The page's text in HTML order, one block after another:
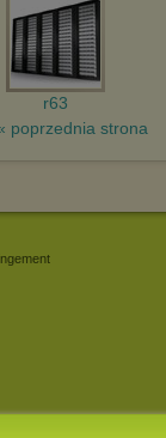
r63
poprzednia strona